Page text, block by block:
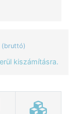
(bruttó)
kiszámításra.